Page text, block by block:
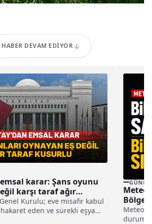
HABER DEVAM EDIYOR
emsal karar: Şans oyunu
karşı taraf ağır
Kurulu; eve misafir kabul
eden ve sürekli eşya
durumu